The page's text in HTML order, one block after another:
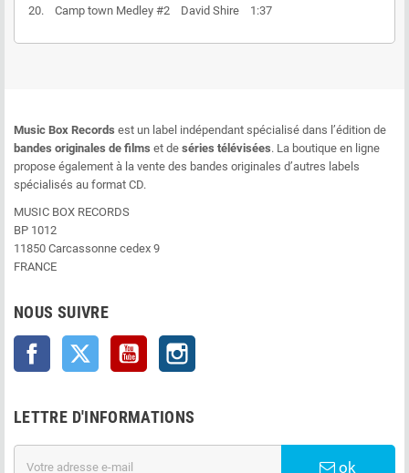
20. Camp town Medley #2 David Shire 1:37
Music Box Records est un label indépendant spécialisé dans l’édition de
bandes originales de films et de séries télévisées. La boutique en ligne
propose également à la vente des bandes originales d’autres labels
spécialisés au format CD.
MUSIC BOX RECORDS
BP 1012
11850 Carcassonne cedex 9
FRANCE
NOUS SUIVRE
Facebook Twitter YouTube
LETTRE D'INFORMATIONS
ok